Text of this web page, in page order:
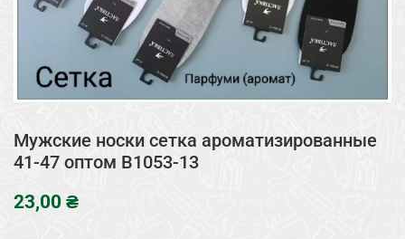
Мужские носки сетка ароматизированные
41-47 оптом B1053-13
₴